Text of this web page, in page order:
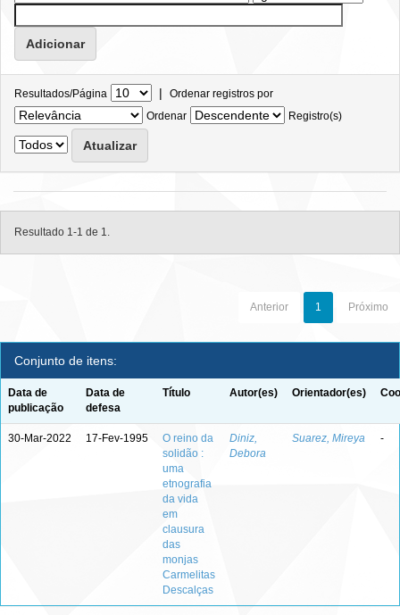
Resultados/Página | Ordenar registros por
Ordenar
Registro(s)
Resultado 1-1 de 1.
Anterior 1 Próximo
Conjunto de itens:
Data de
publicação
Data de
defesa
Título Autor(es) Orientador(es)
30-Mar-2022 17-Fev-1995
O reino da
solidão :
uma
etnografia
da vida
em
clausura
das
monjas
Carmelitas
Descalças
Diniz,
Debora
Suarez, Mireya -